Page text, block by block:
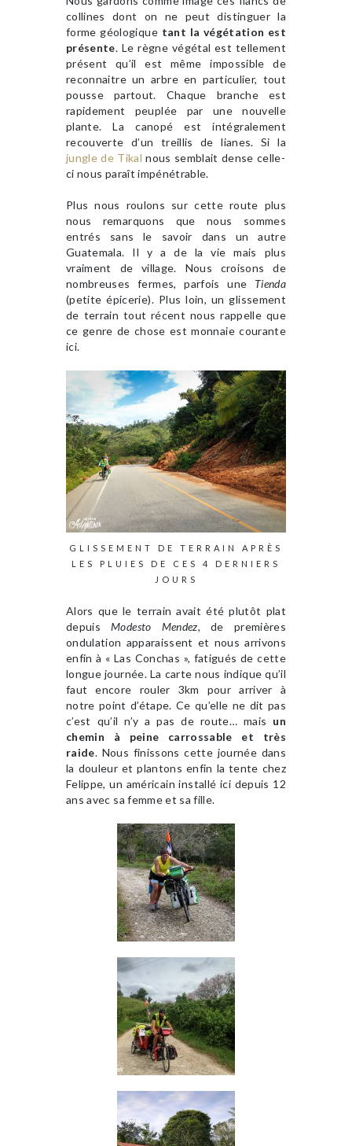
collines dont on ne peut distinguer la
forme géologique tant la végétation est
présente. Le règne végétal est tellement
présent qu’il est même impossible de
reconnaitre un arbre en particulier, tout
pousse partout. Chaque branche est
rapidement peuplée par une nouvelle
plante. La canopé est intégralement
recouverte d’un treillis de lianes. Si la
jungle de Tikalnous semblait dense celle-
ci nous paraît impénétrable.
Plus nous roulons sur cette route plus
nous remarquons que nous sommes
entrés sans le savoir dans un autre
Guatemala. Il y a de la vie mais plus
vraiment de village. Nous croisons de
nombreuses fermes, parfois une Tienda
(petite épicerie). Plus loin, un glissement
de terrain tout récent nous rappelle que
ce genre de chose est monnaie courante
ici.
GLISSEMENT DE TERRAIN APRÈS
LES PLUIES DE CES 4 DERNIERS
JOURS
Alors que le terrain avait été plutôt plat
depuisModesto Mendez, de premières
ondulation apparaissent et nous arrivons
enfin à « Las Conchas », fatigués de cette
longue journée. La carte nous indique qu’il
faut encore rouler 3km pour arriver à
notre point d’étape. Ce qu’elle ne dit pas
c’est qu’il n’y a pas de route… mais un
chemin à peine carrossable et très
raide. Nous finissons cette journée dans
la douleur et plantons enfin la tente chez
Felippe, un américain installé ici depuis 12
ans avec sa femme et sa fille.